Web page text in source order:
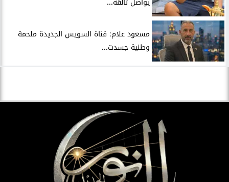
مسعود علام: قناة السويس الجديدة ملحمة
وطنية جسدت...